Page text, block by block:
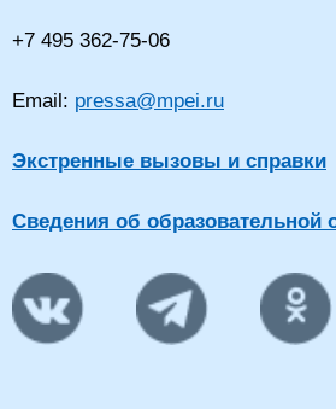
+7 495 362-75-06
Email: pressa@mpei.ru
Экстренные вызовы и справки
Сведения об образовательной